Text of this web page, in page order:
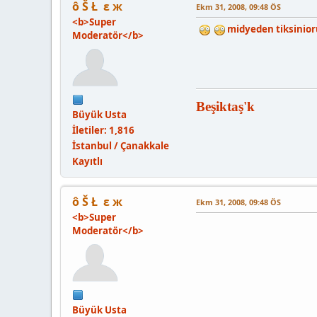
ô Š Ł ε ж
<b>Super
Moderatör</b>
Büyük Usta
İletiler: 1,816
İstanbul / Çanakkale
Kayıtlı
Ekm 31, 2008, 09:48 ÖS
midyeden
Beşiktaş'k
ô Š Ł ε ж
<b>Super
Moderatör</b>
Büyük Usta
Ekm 31, 2008, 09:48 ÖS